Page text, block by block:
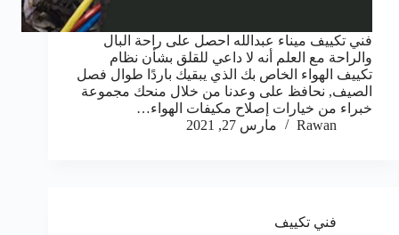
فني تكييف ميناء عبدالله احصل على راحة البال
والراحة مع العلم أنه لا داعي للقلق بشأن نظام
تكييف الهواء الخاص بك الذي يبقيك باردًا طوال فصل
الصيف, نحافظ على وعدنا من خلال منحك مجموعة
خبراء من خيارات إصلاح مكيفات الهواء…
Rawan
مارس 27, 2021
فني تكييف